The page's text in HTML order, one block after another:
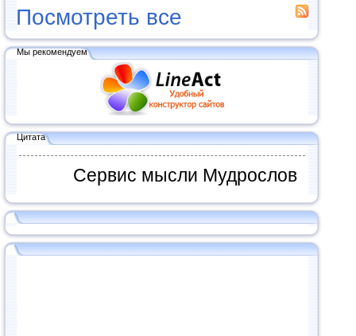
Посмотреть все
Мы рекомендуем
Цитата
Сервис мысли Мудрослов